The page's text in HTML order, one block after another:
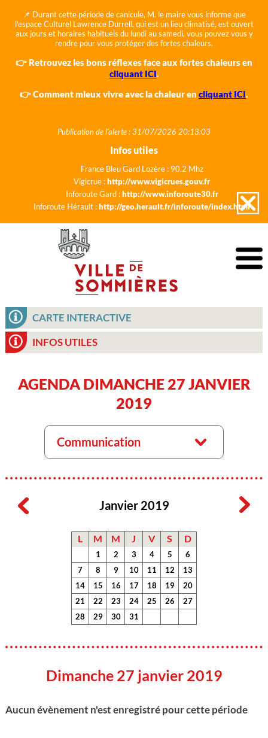
📌 Durant cette période de canicule, M. le maire vous informe que
l'espace Culturel Lawrence Durrell, qui est un lieu climatisé, est ouvert
aux jours et horaires habituels du lundi au samedi, vous pouvez vous y
rendre pour vous protéger des fortes chaleurs.
👉 Retrouvez les bons réflexes face aux fortes chaleurs en
cliquant ICI.
👉 Comment mieux vivre avec la chaleur en cliquant ICI.
Publication de l'alerte : 31/07/2026 20:13:03
Infos utiles
France Bleu Gard Lozère : 90.2 Mhz
Vigicrue :http://www.vigicrues.gouv.fr
Inforoute Gard :http://www.inforoute30.fr
Inforoute Hérault :http://geo.herault.fr/inforoute/index.html
CARTE INTERACTIVE
INFOS UTILES
AGENDA DIMANCHE 27 JANVIER
2019
Communication
Janvier 2019
L M M J V S D
1 2 3 4 5
6
7
8 9 10 11 12
13
14
15 16 17 18 19
20
21
22 23 24 25 26
27
28
29 30 31
Dimanche 27 janvier 2019
Aucun évènement n'est enregistré pour cette période